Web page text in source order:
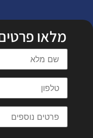
מלאו